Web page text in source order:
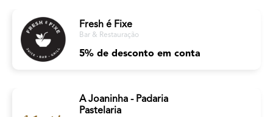
Fresh é Fixe
Bar & Restauração
5% de desconto em conta
A Joaninha - Padaria
Pastelaria